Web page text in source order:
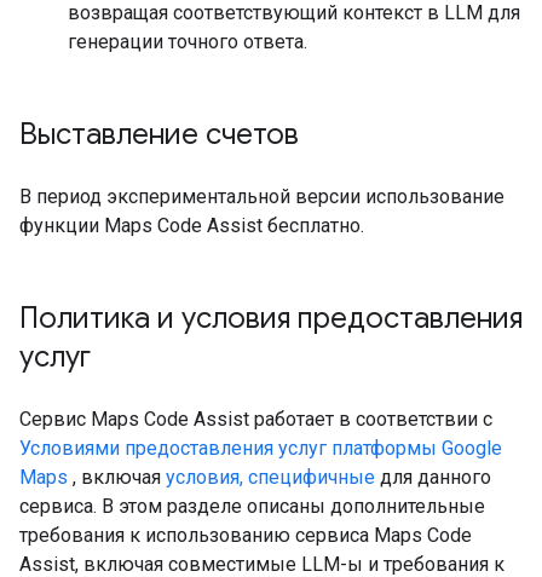
возвращая соответствующий контекст в LLM для
генерации точного ответа.
Выставление счетов
В период экспериментальной версии использование
функции Maps Code Assist бесплатно.
Политика и условия предоставления
услуг
Сервис Maps Code Assist работает в соответствии с
Условиями предоставления услуг платформы Google
Maps , включая условия, специфичные для данного
сервиса. В этом разделе описаны дополнительные
требования к использованию сервиса Maps Code
Assist, включая совместимые LLM-ы и требования к